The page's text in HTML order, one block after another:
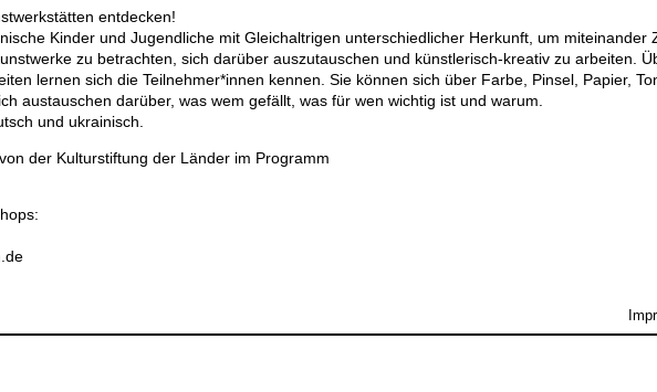
entdecken!
Kinder und Jugendliche mit Gleichaltrigen unterschiedlicher Herkunft, um miteinander
zu betrachten, sich darüber auszutauschen und künstlerisch-kreativ zu arbeiten.
lernen sich die Teilnehmer*innen kennen. Sie können sich über Farbe, Pinsel, Papier,
austauschen darüber, was wem gefällt, was für wen wichtig ist und warum.
und ukrainisch.
der Kulturstiftung der Länder im Programm